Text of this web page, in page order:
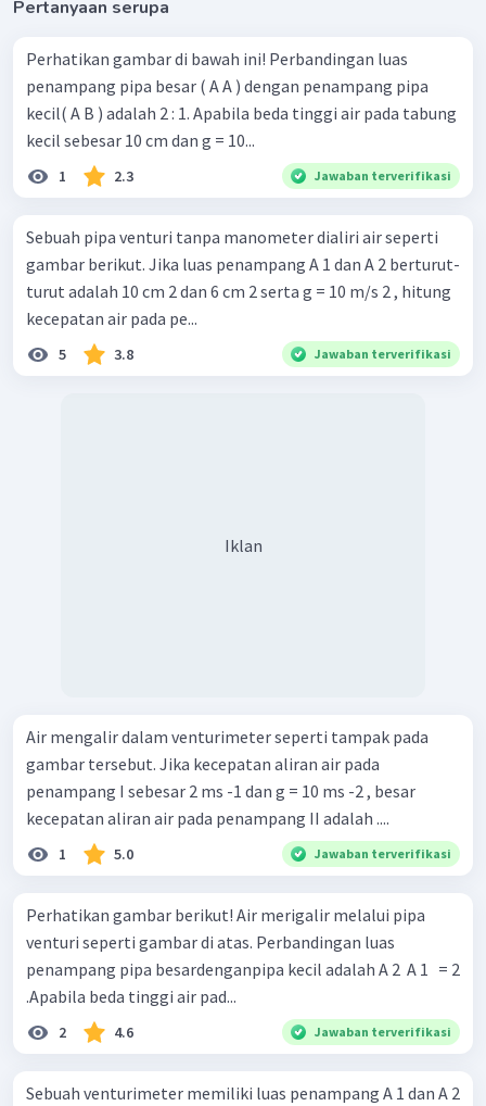
Pertanyaan serupa
Perhatikan gambar di bawah ini! Perbandingan luas
penampang pipa besar ( A A ) dengan penampang pipa
kecil( A B ) adalah 2 : 1. Apabila beda tinggi air pada tabung
kecil sebesar 10 cm dan g = 10...
1 2.3 Jawaban terverifikasi
Sebuah pipa venturi tanpa manometer dialiri air seperti
gambar berikut. Jika luas penampang A 1 dan A 2 berturut-
turut adalah 10 cm 2 dan 6 cm 2 serta g = 10 m/s 2 , hitung
kecepatan air pada pe...
5 3.8 Jawaban terverifikasi
Iklan
Air mengalir dalam venturimeter seperti tampak pada
gambar tersebut. Jika kecepatan aliran air pada
penampang I sebesar 2 ms -1 dan g = 10 ms -2 , besar
kecepatan aliran air pada penampang II adalah ....
1 5.0 Jawaban terverifikasi
Perhatikan gambar berikut! Air merigalir melalui pipa
venturi seperti gambar di atas. Perbandingan luas
penampang pipa besardenganpipa kecil adalah A 2 ​ A 1 ​ ​ = 2
.Apabila beda tinggi air pad...
2 4.6 Jawaban terverifikasi
Sebuah venturimeter memiliki luas penampang A 1 dan A 2